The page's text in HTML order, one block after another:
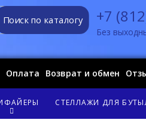
Поиск по каталогу +7
Без
Оплата Возврат и обмен
СТЕЛЛАЖИ ДЛЯ